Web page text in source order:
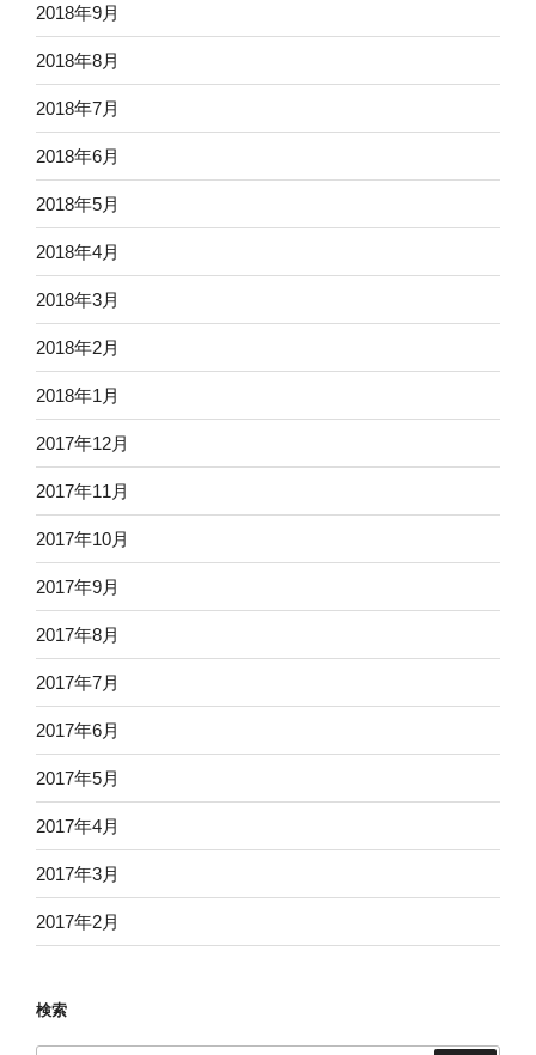
2018年9月
2018年8月
2018年7月
2018年6月
2018年5月
2018年4月
2018年3月
2018年2月
2018年1月
2017年12月
2017年11月
2017年10月
2017年9月
2017年8月
2017年7月
2017年6月
2017年5月
2017年4月
2017年3月
2017年2月
検索